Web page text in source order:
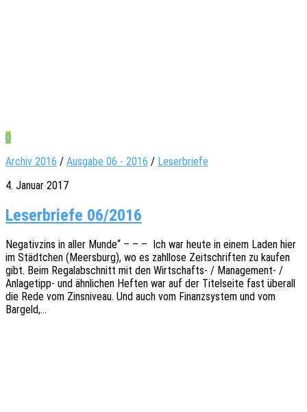
0
Archiv 2016 / Ausgabe 06 - 2016 / Leserbriefe
4. Januar 2017
Leserbriefe 06/2016
Nega­tiv­zins in aller Munde“ – – – Ich war heute in einem Laden hier
im Städt­chen (Meers­burg), wo es zahl­lo­se Zeit­schrif­ten zu kaufen
gibt. Beim Rega­lab­schnitt mit den Wirt­­schafts- / Mana­ge­­ment- /
Anla­­ge­­tipp- und ähnli­chen Heften war auf der Titel­sei­te fast über­all
die Rede vom Zins­ni­veau. Und auch vom Finanz­sys­tem und vom
Bargeld,…